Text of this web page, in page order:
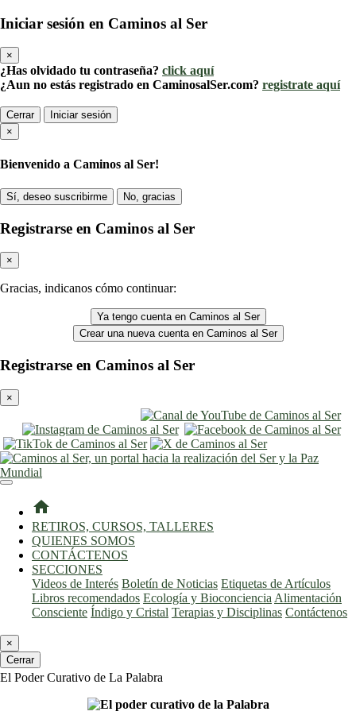
Iniciar sesión en Caminos al Ser
×
¿Has olvidado tu contraseña? click aquí
¿Aun no estás registrado en CaminosalSer.com? registrate aquí
Cerrar
Iniciar sesión
×
Bienvenido a Caminos al Ser!
Sí, deseo suscribirme No, gracias
Registrarse en Caminos al Ser
×
Gracias, indicanos cómo continuar:
Ya tengo cuenta en Caminos al Ser
Crear una nueva cuenta en Caminos al Ser
Registrarse en Caminos al Ser
×
home
RETIROS, CURSOS, TALLERES
QUIENES SOMOS
CONTÁCTENOS
SECCIONES
Videos de Interés Boletín de Noticias Etiquetas de Artículos
Libros recomendados Ecología y Bioconciencia Alimentación
Consciente Índigo y Cristal Terapias y Disciplinas Contáctenos
×
Cerrar
El Poder Curativo de La Palabra